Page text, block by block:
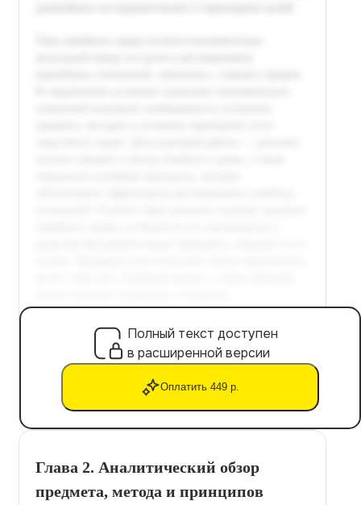
Полный текст доступен
в расширенной версии
Оплатить 449 р.
Глава 2. Аналитический обзор
предмета, метода и принципов